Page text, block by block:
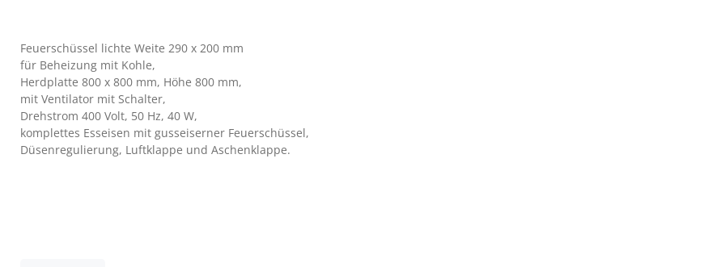
Feuerschüssel lichte Weite 290 x 200 mm
für Beheizung mit Kohle,
Herdplatte 800 x 800 mm, Höhe 800 mm,
mit Ventilator mit Schalter,
Drehstrom 400 Volt, 50 Hz, 40 W,
komplettes Esseisen mit gusseiserner Feuerschüssel,
Düsenregulierung, Luftklappe und Aschenklappe.